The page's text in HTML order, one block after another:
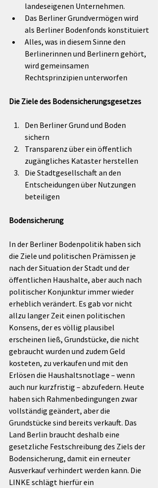
landeseigenen Unternehmen.
Das Berliner Grundvermögen wird
als Berliner Bodenfonds konstituiert
Alles, was in diesem Sinne den
Berlinerinnen und Berlinern gehört,
wird gemeinsamen
Rechtsprinzipien unterworfen
Die Ziele des Bodensicherungsgesetzes
Den Berliner Grund und Boden
sichern
Transparenz über ein öffentlich
zugängliches Kataster herstellen
Die Stadtgesellschaft an den
Entscheidungen über Nutzungen
beteiligen
Bodensicherung
In der Berliner Bodenpolitik haben sich
die Ziele und politischen Prämissen je
nach der Situation der Stadt und der
öffentlichen Haushalte, aber auch nach
politischer Konjunktur immer wieder
erheblich verändert. Es gab vor nicht
allzu langer Zeit einen politischen
Konsens, der es völlig plausibel
erscheinen ließ, Grundstücke, die nicht
gebraucht wurden und zudem Geld
kosteten, zu verkaufen und mit den
Erlösen die Haushaltsnotlage – wenn
auch nur kurzfristig – abzufedern. Heute
haben sich Rahmenbedingungen zwar
vollständig geändert, aber die
Grundstücke sind bereits verkauft. Das
Land Berlin braucht deshalb eine
gesetzliche Festschreibung des Ziels der
Bodensicherung, damit ein erneuter
Ausverkauf verhindert werden kann. Die
LINKE schlägt hierfür ein